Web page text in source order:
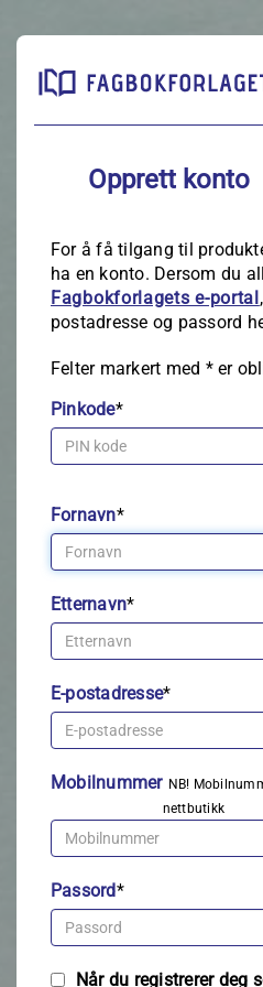
Opprett konto
For å få tilgang til
ha en konto. Dersom du
Fagbokforlagets e‑portal
postadresse og passord
Felter markert med *er
Pinkode*
Fornavn*
Etternavn*
E-postadresse*
Mobilnummer NB!
nettbutikk
Passord*
Når du registrerer deg